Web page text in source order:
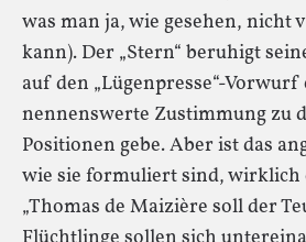
was man ja, wie gesehen, nicht
kann). Der „Stern“ beruhigt
auf den „Lügenpresse“-Vorwurf
nennenswerte Zustimmung zu
Positionen gebe. Aber ist das
wie sie formuliert sind, wirklich
„Thomas de Maizière soll der